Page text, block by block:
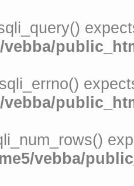
vebba/
vebba/
vebba/